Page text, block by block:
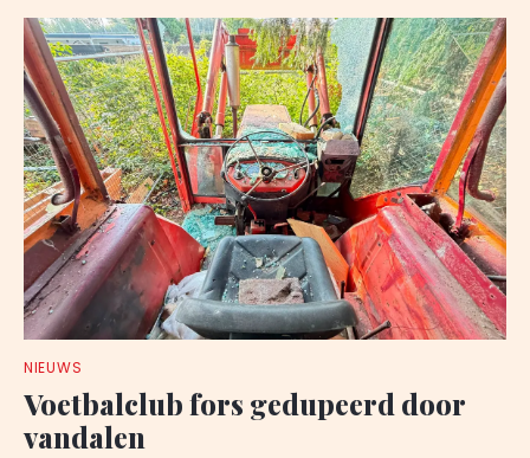
NIEUWS
Voetbalclub fors gedupeerd door
vandalen